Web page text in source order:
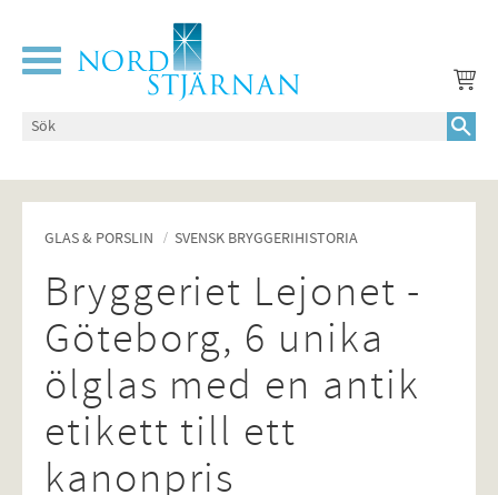
Meny
GLAS & PORSLIN SVENSK BRYGGERIHISTORIA
Bryggeriet Lejonet -
Göteborg, 6 unika
ölglas med en antik
etikett till ett
kanonpris